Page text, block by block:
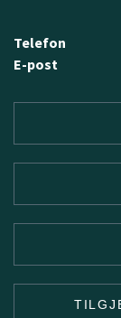
Telefon
E-post